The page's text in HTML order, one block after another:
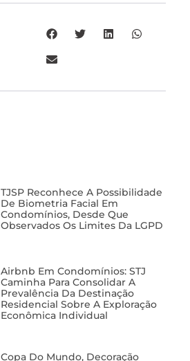
TJSP Reconhece A Possibilidade
De Biometria Facial Em
Condomínios, Desde Que
Observados Os Limites Da LGPD
Airbnb Em Condomínios: STJ
Caminha Para Consolidar A
Prevalência Da Destinação
Residencial Sobre A Exploração
Econômica Individual
Copa Do Mundo, Decoração